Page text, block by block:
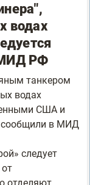
водах
РФ
танкером
водах
США и
сообщили в МИД
следует